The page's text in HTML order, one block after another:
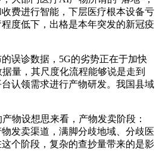
费进行智能，下层医疗根本设备亏
度低下，出格是本年突发的新冠疫
诊数据，5G的劣势正在于加快
量，其尺度化流程能够说是走到
认领需求进行产物研发。我国县域
设想思来看，产物发卖阶段：
发卖渠道，满脚分歧地域、分歧医
个阶段，复杂的查抄量带来的是影